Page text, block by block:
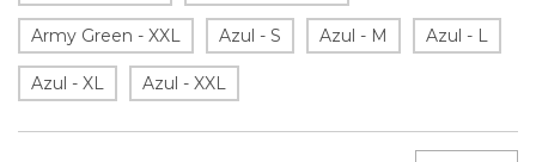
Army Green - XXL Azul - S Azul - M Azul - L
Azul - XL Azul - XXL